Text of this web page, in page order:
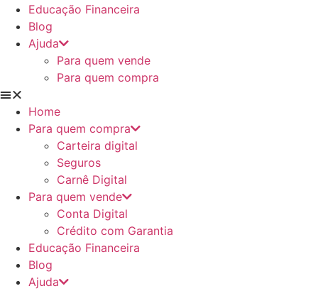
Educação Financeira
Blog
Ajuda
Para quem vende
Para quem compra
Home
Para quem compra
Carteira digital
Seguros
Carnê Digital
Para quem vende
Conta Digital
Crédito com Garantia
Educação Financeira
Blog
Ajuda